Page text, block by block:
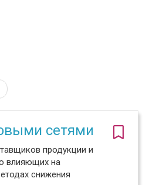
сетями
продукции и
влияющих на
снижения